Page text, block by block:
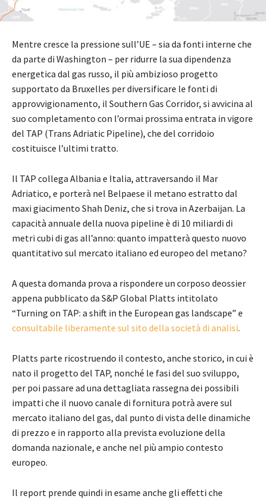
Mentre cresce la pressione sull’UE – sia da fonti interne che
da parte di Washington – per ridurre la sua dipendenza
energetica dal gas russo, il più ambizioso progetto
supportato da Bruxelles per diversificare le fonti di
approvvigionamento, il Southern Gas Corridor, si avvicina al
suo completamento con l’ormai prossima entrata in vigore
del TAP (Trans Adriatic Pipeline), che del corridoio
costituisce l’ultimi tratto.
Il TAP collega Albania e Italia, attraversando il Mar
Adriatico, e porterà nel Belpaese il metano estratto dal
maxi giacimento Shah Deniz, che si trova in Azerbaijan. La
capacità annuale della nuova pipeline è di 10 miliardi di
metri cubi di gas all’anno: quanto impatterà questo nuovo
quantitativo sul mercato italiano ed europeo del metano?
A questa domanda prova a rispondere un corposo deossier
appena pubblicato da S&P Global Platts intitolato
“Turning on TAP: a shift in the European gas landscape” e
consultabile liberamente sul sito della società di analisi.
Platts parte ricostruendo il contesto, anche storico, in cui è
nato il progetto del TAP, nonché le fasi del suo sviluppo,
per poi passare ad una dettagliata rassegna dei possibili
impatti che il nuovo canale di fornitura potrà avere sul
mercato italiano del gas, dal punto di vista delle dinamiche
di prezzo e in rapporto alla prevista evoluzione della
domanda nazionale, e anche nel più ampio contesto
europeo.
Il report prende quindi in esame anche gli effetti che